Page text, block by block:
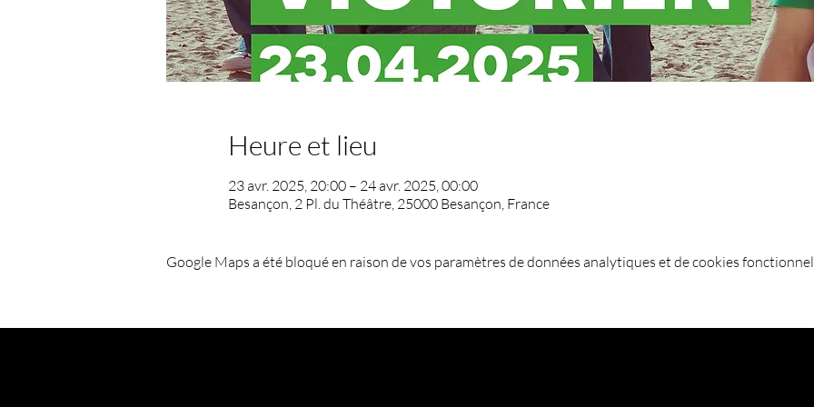
Heure et lieu
23 avr. 2025, 20:00 – 24 avr. 2025, 00:00
Besançon, 2 Pl. du Théâtre, 25000 Besançon, France
Google Maps a été bloqué en raison de vos paramètres de données analytiques et de cookies